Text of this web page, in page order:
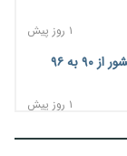
۱ روز پیش
فشار اقتصادی در مسیر صعود؛ شاخص فلاکت کشور از ۹۰ به ۹۶
۱ روز پیش
وارد میدان